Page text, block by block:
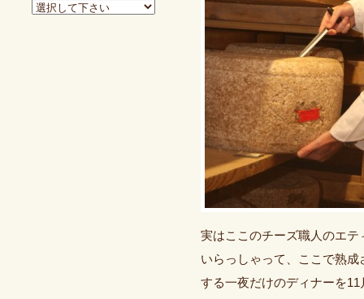
実はここのチーズ職人のエ
いらっしゃって、ここで熟
する一夜だけのディナーを